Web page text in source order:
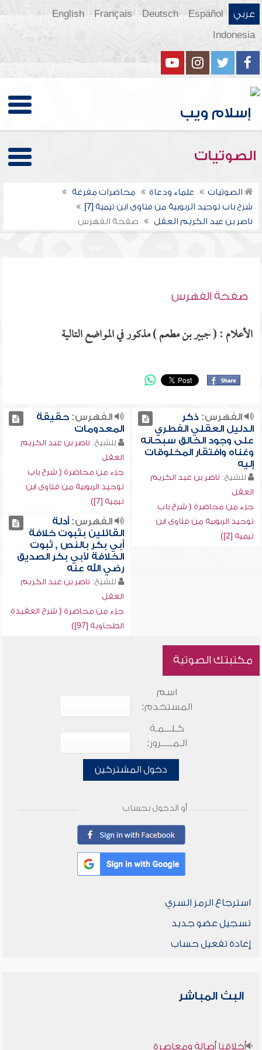
عربي Español
Deutsch
Français
English
Indonesia
الصوتيات
الصوتيات علماء ودعاة
محاضرات مفرغة
شرح باب توحيد الربوبية من فتاوى ابن تيمية [7]
ناصر بن عبد الكريم العقل
صفحة الفهرس
صفحة الفهرس
الأعلام : ( جبير بن مطعم ) مذكور في المواضع التالية
الفهرس: ذكر
الدليل العقلي الفطري
على وجود الخالق سبحانه
وغناه وافتقار المخلوقات
إليه
للشيخ: ناصر بن عبد الكريم
العقل
جزء من محاضرة ( شرح باب
توحيد الربوبية من فتاوى ابن
تيمية [2])
الفهرس:حقيقة
المعدومات
للشيخ: ناصر بن عبد الكريم
العقل
جزء من محاضرة ( شرح باب
توحيد الربوبية من فتاوى ابن
تيمية [7])
الفهرس:أدلة
القائلين بثبوت خلافة
أبي بكر بالنص , ثبوت
الخلافة لأبي بكر الصديق
رضي الله عنه
للشيخ: ناصر بن عبد الكريم
العقل
جزء من محاضرة ( شرح العقيدة
الطحاوية [97])
مكتبتك الصوتية
اسم
المستخدم:
كـلـــمـة
الـمـــــرور:
دخول المشتركين
أو الدخول بحساب
استرجاع الرمز السري
تسجيل عضو جديد
إعادة تفعيل حساب
البث المباشر
أخلاقنا أصالة ومعاصرة